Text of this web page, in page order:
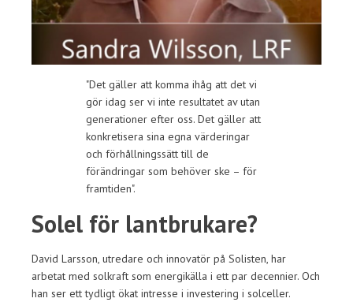
"Det gäller att komma ihåg att det vi
gör idag ser vi inte resultatet av utan
generationer efter oss. Det gäller att
konkretisera sina egna värderingar
och förhållningssätt till de
förändringar som behöver ske – för
framtiden".
Solel för lantbrukare?
David Larsson, utredare och innovatör på Solisten, har
arbetat med solkraft som energikälla i ett par decennier. Och
han ser ett tydligt ökat intresse i investering i solceller.